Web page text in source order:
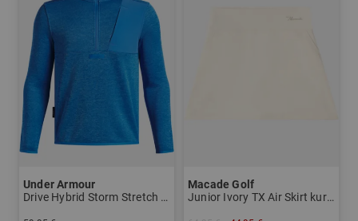
Under Armour
Drive Hybrid Storm Stretch Midlayer
Macade Golf
Junior Ivory TX Air Skirt kurz Skort